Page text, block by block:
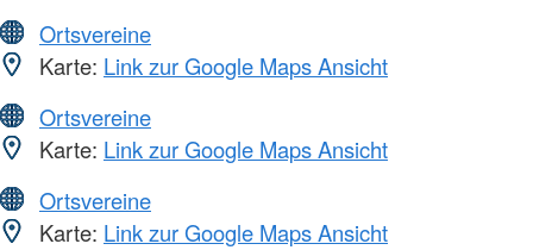
Ortsvereine
Karte: Link zur Google Maps Ansicht
Ortsvereine
Karte: Link zur Google Maps Ansicht
Ortsvereine
Karte: Link zur Google Maps Ansicht